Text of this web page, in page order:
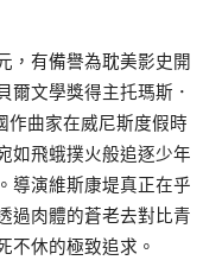
，有備譽為耽美影史開
爾文學獎得主托瑪斯．
作曲家在威尼斯度假時
如飛蛾撲火般追逐少年
導演維斯康堤真正在乎
過肉體的蒼老去對比青
不休的極致追求。